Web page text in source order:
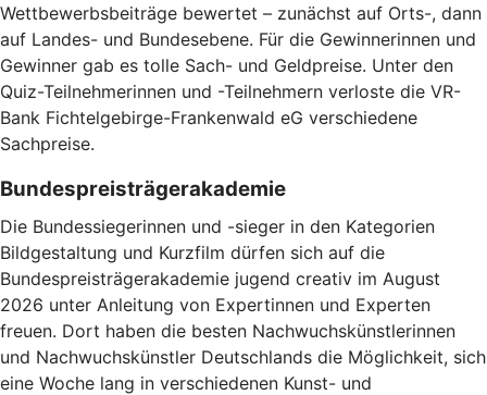
Wettbewerbsbeiträge bewertet – zunächst auf Orts-, dann
auf Landes- und Bundesebene. Für die Gewinnerinnen und
Gewinner gab es tolle Sach- und Geldpreise. Unter den
Quiz-Teilnehmerinnen und -Teilnehmern verloste die VR-
Bank Fichtelgebirge-Frankenwald eG verschiedene
Sachpreise.
Bundespreisträgerakademie
Die Bundessiegerinnen und -sieger in den Kategorien
Bildgestaltung und Kurzfilm dürfen sich auf die
Bundespreisträgerakademie jugend creativ im August
2026 unter Anleitung von Expertinnen und Experten
freuen. Dort haben die besten Nachwuchskünstlerinnen
und Nachwuchskünstler Deutschlands die Möglichkeit, sich
eine Woche lang in verschiedenen Kunst- und